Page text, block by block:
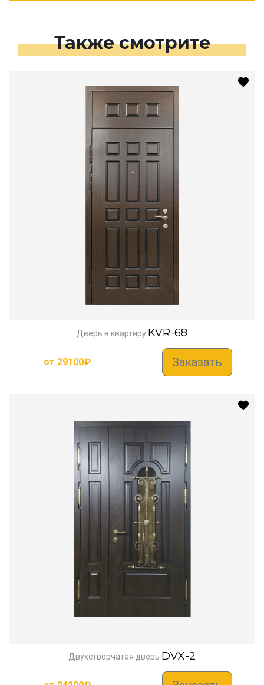
Также смотрите
Дверь в квартиру KVR-68
от 29100₽ Заказать
Двухстворчатая дверь DVX-2